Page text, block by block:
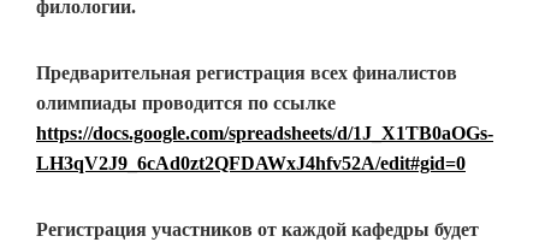
филологии.
Предварительная регистрация всех финалистов
олимпиады проводится по ссылке
https://docs.google.com/spreadsheets/d/1J_X1TB0aOGs-
LH3qV2J9_6cAd0zt2QFDAWxJ4hfv52A/edit#gid=0
Регистрация участников от каждой кафедры будет